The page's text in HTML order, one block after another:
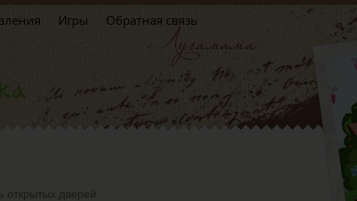
Игры Обратная связь
открытых дверей